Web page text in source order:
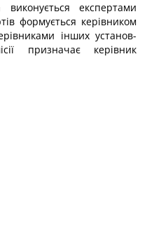
експертами
формується керівником
інших установ-
призначає керівник